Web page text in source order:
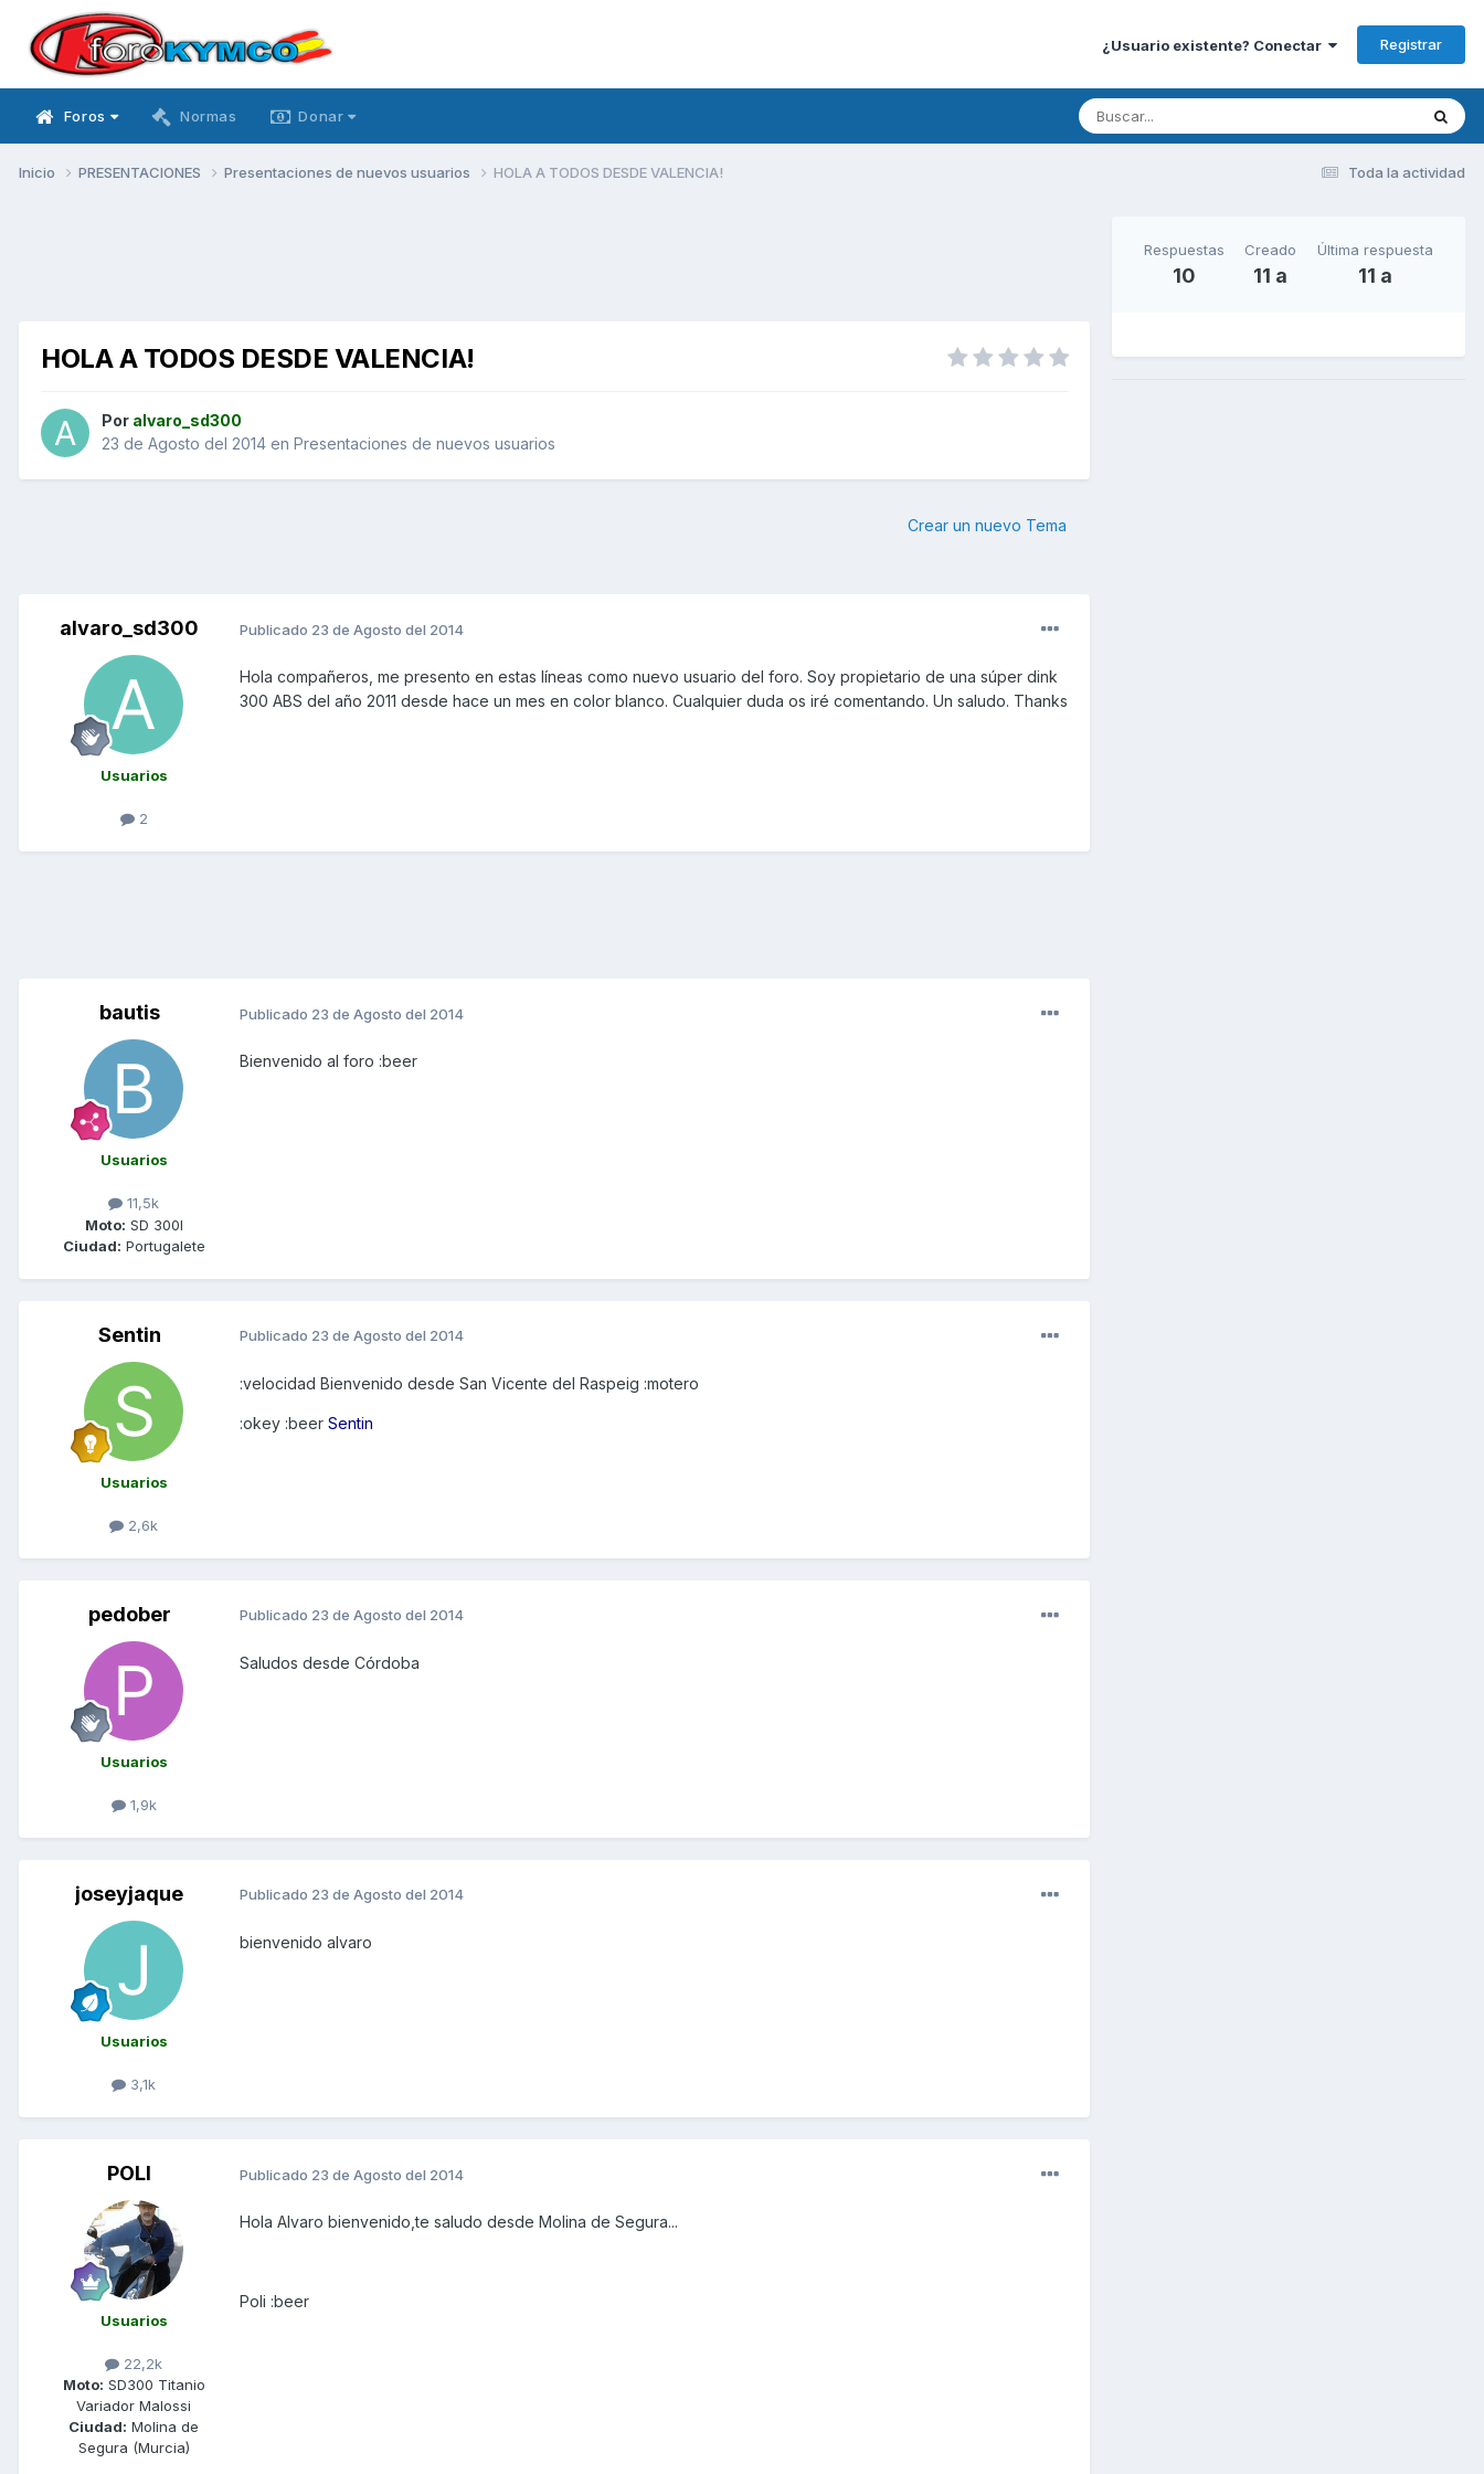
¿Usuario existente? Conectar Registrar
Foros Normas Donar
Toda la actividad
Inicio PRESENTACIONES Presentaciones de nuevos usuarios HOLA A TODOS DESDE VALENCIA!
HOLA A TODOS DESDE VALENCIA!
Por alvaro_sd300
23 de Agosto del 2014 en Presentaciones de nuevos usuarios
Crear un nuevo Tema
alvaro_sd300
Usuarios
2
Publicado 23 de Agosto del 2014
Hola compañeros, me presento en estas líneas como nuevo usuario del foro. Soy propietario de una súper dink
300 ABS del año 2011 desde hace un mes en color blanco. Cualquier duda os iré comentando. Un saludo. Thanks
bautis
Usuarios
11,5k
Moto: SD 300I
Ciudad: Portugalete
Publicado 23 de Agosto del 2014
Bienvenido al foro :beer
Sentin
Usuarios
2,6k
Publicado 23 de Agosto del 2014
:velocidad Bienvenido desde San Vicente del Raspeig :motero
:okey :beer Sentin
pedober
Usuarios
1,9k
Publicado 23 de Agosto del 2014
Saludos desde Córdoba
joseyjaque
Usuarios
3,1k
Publicado 23 de Agosto del 2014
bienvenido alvaro
POLI
Usuarios
22,2k
Moto: SD300 Titanio
Variador Malossi
Ciudad: Molina de
Segura (Murcia)
Publicado 23 de Agosto del 2014
Hola Alvaro bienvenido,te saludo desde Molina de Segura...
Poli :beer
Respuestas
10
Creado
11 a
Última respuesta
11 a